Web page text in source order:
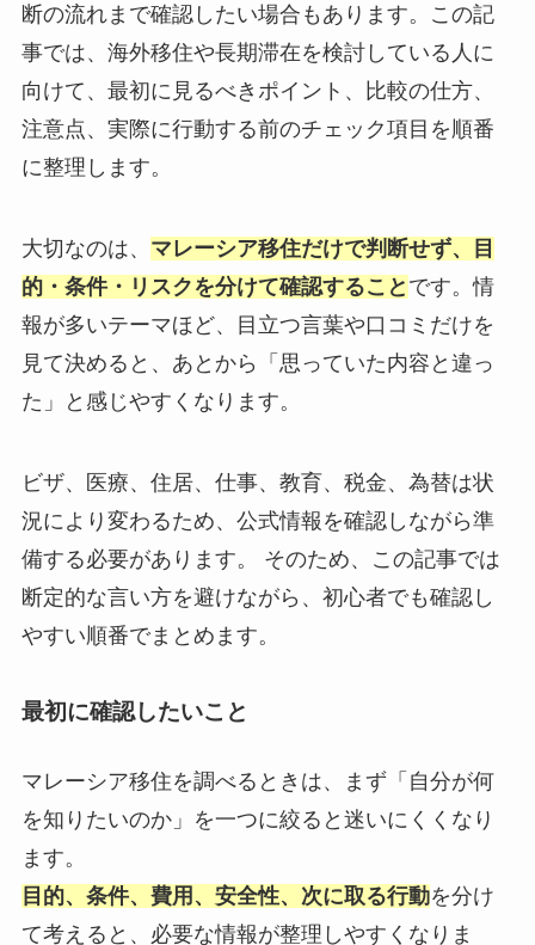
断の流れまで確認したい場合もあります。この記
事では、海外移住や長期滞在を検討している人に
向けて、最初に見るべきポイント、比較の仕方、
注意点、実際に行動する前のチェック項目を順番
に整理します。
大切なのは、 マレーシア移住だけで判断せず、目
的・条件・リスクを分けて確認すること です。情
報が多いテーマほど、目立つ言葉や口コミだけを
見て決めると、あとから「思っていた内容と違っ
た」と感じやすくなります。
ビザ、医療、住居、仕事、教育、税金、為替は状
況により変わるため、公式情報を確認しながら準
備する必要があります。 そのため、この記事では
断定的な言い方を避けながら、初心者でも確認し
やすい順番でまとめます。
最初に確認したいこと
マレーシア移住を調べるときは、まず「自分が何
を知りたいのか」を一つに絞ると迷いにくくなり
ます。
目的、条件、費用、安全性、次に取る行動を分け
て考えると、必要な情報が整理しやすくなりま